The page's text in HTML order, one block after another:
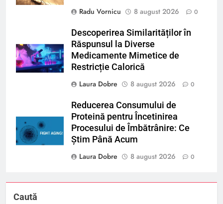
Radu Vornicu
8 august 2026 0
Descoperirea Similarităților în
Răspunsul la Diverse
Medicamente Mimetice de
Restricție Calorică
Laura Dobre
8 august 2026 0
Reducerea Consumului de
Proteină pentru Încetinirea
Procesului de Îmbătrânire: Ce
Știm Până Acum
Laura Dobre
8 august 2026 0
Caută